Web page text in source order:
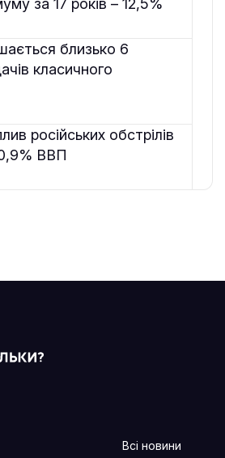
за 17 років – 12,5%
близько 6
класичного
російських обстрілів
ВВП
Всі новини